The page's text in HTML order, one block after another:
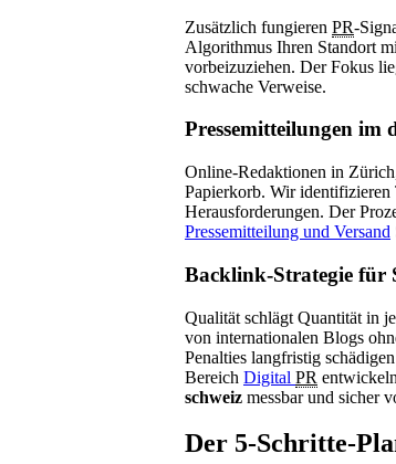
Zusätzlich fungieren PR-
Algorithmus Ihren Standort
vorbeizuziehen. Der Fokus
schwache Verweise.
Pressemitteilungen im
Online-Redaktionen in
Papierkorb. Wir identifizieren
Herausforderungen. Der
Pressemitteilung und Versand
Backlink-Strategie für
Qualität schlägt Quantität in
von internationalen Blogs
Penalties langfristig
Bereich Digital PR
schweiz messbar und sicher
Der 5-Schritte-